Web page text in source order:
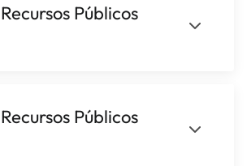
Públicos
Públicos